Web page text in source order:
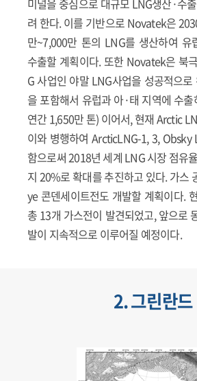
미널을 중심으로 대규모 LNG생산·수
려 한다. 이를 기반으로 Novatek은
만~7,000만 톤의 LNG를 생산하여 유
수출할 계획이다. 또한 Novatek은 북
G 사업인 야말 LNG사업을 성공적으
을 포함해서 유럽과 아·태 지역에 수출
연간 1,650만 톤) 이어서, 현재 Arctic
이와 병행하여 ArcticLNG-1, 3, Obsky
함으로써 2018년 세계 LNG 시장 점유
지 20%로 확대를 추진하고 있다. 가스
ye 콘덴세이트전도 개발할 계획이다.
총 13개 가스전이 발견되었고, 앞으로
발이 지속적으로 이루어질 예정이다.
2. 그린란드